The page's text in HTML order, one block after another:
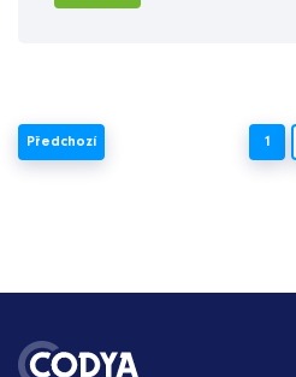
Předchozí 1